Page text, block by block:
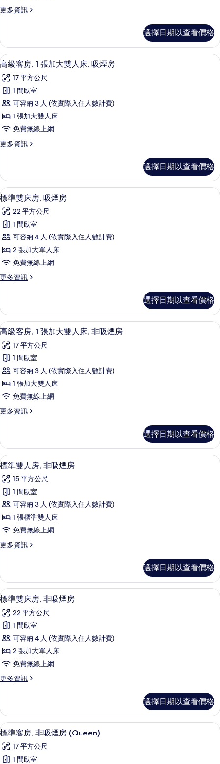
吸
房
的
所
有
相
片
更多資訊
更
雙
人
房,
煙
房
的
詳
情
選擇日期以查看價格
顯
示
高
級
客
房,
張
大
雙
人
床,
吸
煙
房
的
所
片
客房內保險箱、書桌、遮光布/窗簾、
4
高級客房, 1 張加大雙人床, 吸煙房
17 平方公尺
1 間臥室
可容納 3 人 (依實際入住人數計費)
1 張加大雙人床
免費無線上網
更多資訊
更
客
房,
1
加
大
雙
人
床,
吸
煙
房
選擇日期以查看價格
顯
示
標
準
雙
床
吸
房
的
所
有
相
片
客房內保險箱、書桌、遮光布/窗簾、
4
標準雙床房, 吸煙房
22 平方公尺
1 間臥室
可容納 4 人 (依實際入住人數計費)
2 張加大單人床
免費無線上網
更多資訊
更
雙
床
房,
煙
房
的
詳
情
選擇日期以查看價格
顯
示
高
級
客
房,
張
大
雙
人
床,
非
吸
煙
房
的
相
片
客房內保險箱、書桌、遮光布/窗簾、
4
高級客房, 1 張加大雙人床, 非吸煙房
17 平方公尺
1 間臥室
可容納 3 人 (依實際入住人數計費)
1 張加大雙人床
免費無線上網
更多資訊
更
客
房,
1
加
大
雙
人
床,
非
吸
煙
情
選擇日期以查看價格
顯
示
標
準
雙
人
非
煙
房
的
所
有
相
片
客房內保險箱、書桌、遮光布/窗簾、
4
標準雙人房, 非吸煙房
15 平方公尺
1 間臥室
可容納 3 人 (依實際入住人數計費)
1 張標準雙人床
免費無線上網
更多資訊
更
雙
人
房,
吸
煙
房
的
詳
情
選擇日期以查看價格
顯
示
標
準
雙
床
非
煙
房
的
所
有
客房內保險箱、書桌、遮光布/窗簾、
4
標準雙床房, 非吸煙房
22 平方公尺
1 間臥室
可容納 4 人 (依實際入住人數計費)
2 張加大單人床
免費無線上網
更多資訊
更
雙
床
房,
吸
煙
選擇日期以查看價格
顯
示
標
客房內保險箱、書桌、遮光布/窗簾、
4
標準客房, 非吸煙房 (Queen)
17 平方公尺
1 間臥室